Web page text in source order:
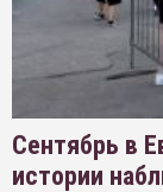
Сентябрь в
истории